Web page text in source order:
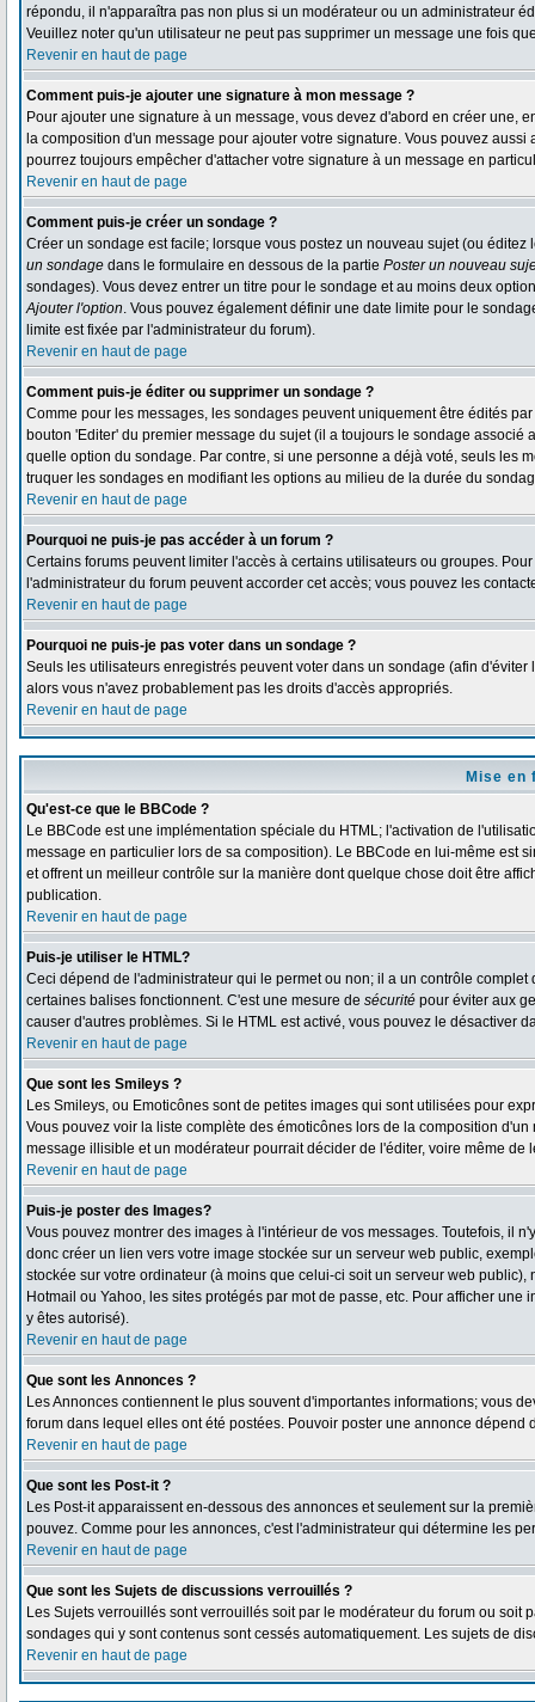
répondu, il n'apparaîtra pas non plus si un modérateur ou un administrateur
Veuillez noter qu'un utilisateur ne peut pas supprimer un message une fois
Revenir en haut de page
Comment puis-je ajouter une signature à mon message ?
Pour ajouter une signature à un message, vous devez d'abord en créer une,
la composition d'un message pour ajouter votre signature. Vous pouvez
pourrez toujours empêcher d'attacher votre signature à un message en
Revenir en haut de page
Comment puis-je créer un sondage ?
Créer un sondage est facile; lorsque vous postez un nouveau sujet (ou
un sondage dans le formulaire en dessous de la partie Poster un nouveau
sondages). Vous devez entrer un titre pour le sondage et au moins deux
Ajouter l'option. Vous pouvez également définir une date limite pour le
limite est fixée par l'administrateur du forum).
Revenir en haut de page
Comment puis-je éditer ou supprimer un sondage ?
Comme pour les messages, les sondages peuvent uniquement être édités
bouton 'Editer' du premier message du sujet (il a toujours le sondage
quelle option du sondage. Par contre, si une personne a déjà voté, seuls les
truquer les sondages en modifiant les options au milieu de la durée du
Revenir en haut de page
Pourquoi ne puis-je pas accéder à un forum ?
Certains forums peuvent limiter l'accès à certains utilisateurs ou groupes.
l'administrateur du forum peuvent accorder cet accès; vous pouvez les
Revenir en haut de page
Pourquoi ne puis-je pas voter dans un sondage ?
Seuls les utilisateurs enregistrés peuvent voter dans un sondage (afin
alors vous n'avez probablement pas les droits d'accès appropriés.
Revenir en haut de page
Mise en
Qu'est-ce que le BBCode ?
Le BBCode est une implémentation spéciale du HTML; l'activation de
message en particulier lors de sa composition). Le BBCode en lui-même est
et offrent un meilleur contrôle sur la manière dont quelque chose doit être
publication.
Revenir en haut de page
Puis-je utiliser le HTML?
Ceci dépend de l'administrateur qui le permet ou non; il a un contrôle
certaines balises fonctionnent. C'est une mesure de sécurité pour éviter aux
causer d'autres problèmes. Si le HTML est activé, vous pouvez le désactiver
Revenir en haut de page
Que sont les Smileys ?
Les Smileys, ou Emoticônes sont de petites images qui sont utilisées pour
Vous pouvez voir la liste complète des émoticônes lors de la composition
message illisible et un modérateur pourrait décider de l'éditer, voire même de
Revenir en haut de page
Puis-je poster des Images?
Vous pouvez montrer des images à l'intérieur de vos messages. Toutefois, il
donc créer un lien vers votre image stockée sur un serveur web public,
stockée sur votre ordinateur (à moins que celui-ci soit un serveur web
Hotmail ou Yahoo, les sites protégés par mot de passe, etc. Pour afficher
y êtes autorisé).
Revenir en haut de page
Que sont les Annonces ?
Les Annonces contiennent le plus souvent d'importantes informations; vous
forum dans lequel elles ont été postées. Pouvoir poster une annonce
Revenir en haut de page
Que sont les Post-it ?
Les Post-it apparaissent en-dessous des annonces et seulement sur la
pouvez. Comme pour les annonces, c'est l'administrateur qui détermine les
Revenir en haut de page
Que sont les Sujets de discussions verrouillés ?
Les Sujets verrouillés sont verrouillés soit par le modérateur du forum ou
sondages qui y sont contenus sont cessés automatiquement. Les sujets de
Revenir en haut de page